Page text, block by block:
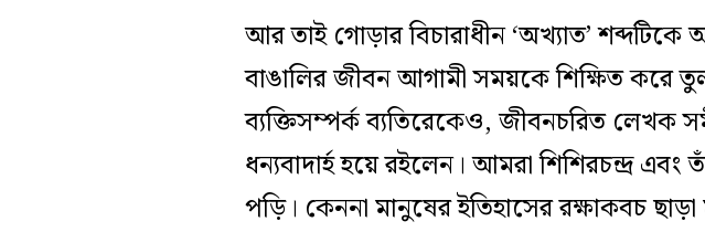
আর তাই গোড়ার বিচারাধীন ‘অখ্যাত’
বাঙালির জীবন আগামী সময়কে শিক্ষিত করে
ব্যক্তিসম্পর্ক ব্যতিরেকেও, জীবনচরিত লেখক
ধন্যবাদার্হ হয়ে রইলেন। আমরা শিশিরচন্দ্র
পড়ি। কেননা মানুষের ইতিহাসের রক্ষাকবচ